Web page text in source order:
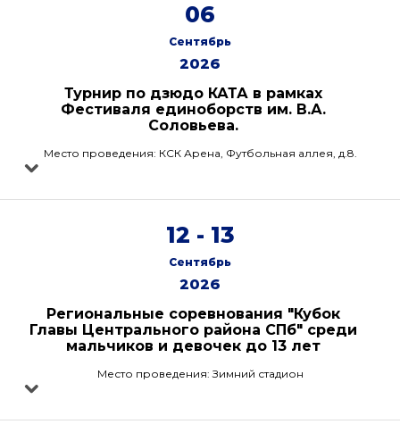
06
Сентябрь
2026
Турнир по дзюдо КАТА в рамках
Фестиваля единоборств им. В.А.
Соловьева.
Место проведения: КСК Арена, Футбольная аллея, д.8.
12 - 13
Сентябрь
2026
Региональные соревнования "Кубок
Главы Центрального района СПб" среди
мальчиков и девочек до 13 лет
Место проведения: Зимний стадион